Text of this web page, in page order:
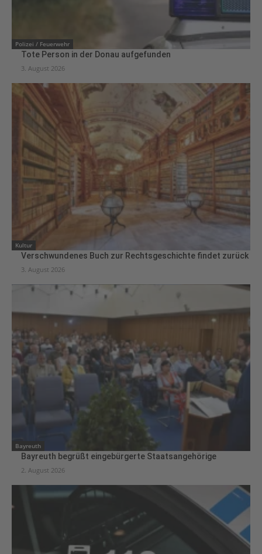
Polizei / Feuerwehr
Tote Person in der Donau aufgefunden
3. August 2026
Kultur
Verschwundenes Buch zur Rechtsgeschichte findet zurück
3. August 2026
Bayreuth
Bayreuth begrüßt eingebürgerte Staatsangehörige
2. August 2026